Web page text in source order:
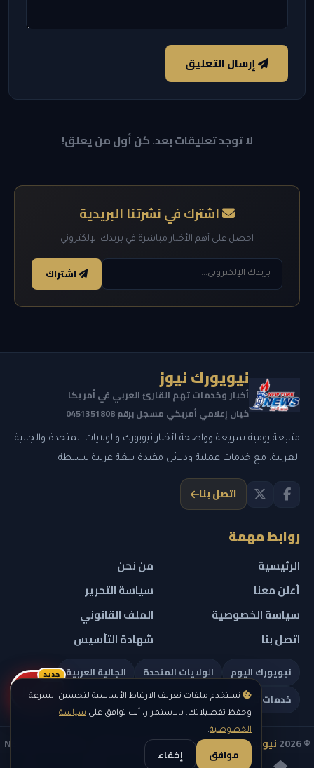
نستخدم ملفات تعريف الارتباط الأساسية لتحسين السرعة
وحفظ تفضيلاتك. بالاستمرار، أنت توافق على سياسة
الخصوصية.
موافق إخفاء
إرسال التعليق
لا توجد تعليقات بعد. كن أول من يعلق!
اشترك في نشرتنا البريدية
احصل على أهم الأخبار مباشرة في بريدك الإلكتروني
اشتراك
نيويورك نيوز
أخبار وخدمات تهم القارئ العربي في أمريكا
كيان إعلامي أمريكي مسجل برقم 0451351808
متابعة يومية سريعة وواضحة لأخبار نيويورك والولايات المتحدة والجالية
العربية، مع خدمات عملية ودلائل مفيدة بلغة عربية بسيطة.
اتصل بنا
روابط مهمة
الرئيسية
من نحن
أعلن معنا
سياسة التحرير
سياسة الخصوصية
الملف القانوني
اتصل بنا
شهادة التأسيس
نيويورك اليوم الولايات المتحدة
الجالية العربية
خدمات تهمك
© 2026 نيويورك نيوز
— جميع الحقوق محفوظة — NEW YORK NEWS
IN ARABIC LLC — رقم التسجيل 0451351808
ريلز
جديد